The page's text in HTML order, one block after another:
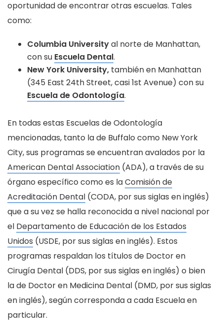
oportunidad de encontrar otras escuelas. Tales
como:
Columbia Universityal norte de Manhattan,
con su Escuela Dental.
New York University, también en Manhattan
(345 East 24th Street, casi 1st Avenue) con su
Escuela de Odontología.
En todas estas Escuelas de Odontología
mencionadas, tanto la de Buffalo como New York
City, sus programas se encuentran avalados por la
American Dental Association (ADA), a través de su
órgano específico como es laComisión de
Acreditación Dental (CODA, por sus siglas en inglés)
que a su vez se halla reconocida a nivel nacional por
el Departamento de Educación de los Estados
Unidos (USDE, por sus siglas en inglés). Estos
programas respaldan los títulos de Doctor en
Cirugía Dental (DDS, por sus siglas en inglés) o bien
la de Doctor en Medicina Dental (DMD, por sus siglas
en inglés), según corresponda a cada Escuela en
particular.